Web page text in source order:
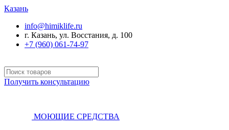
Казань
info@himiklife.ru
г. Казань, ул. Восстания, д. 100
+7 (960) 061-74-97
Получить консультацию
МОЮЩИЕ СРЕДСТВА